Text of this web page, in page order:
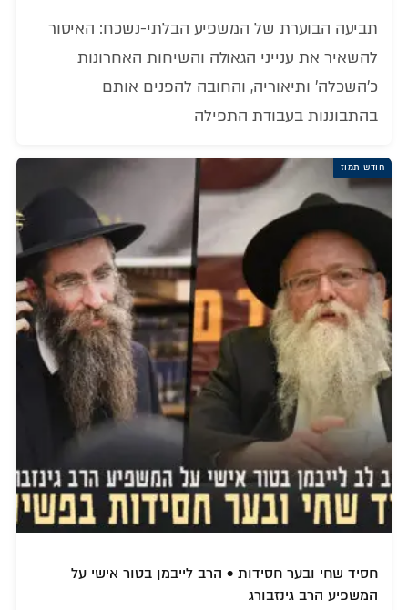
תביעה הבוערת של המשפיע הבלתי-נשכח: האיסור
להשאיר את ענייני הגאולה והשיחות האחרונות
כ'השכלה' ותיאוריה, והחובה להפנים אותם
בהתבוננות בעבודת התפילה
חודש תמוז
חסיד שחי ובער חסידות • הרב לייבמן בטור אישי על
המשפיע הרב גינזבורג